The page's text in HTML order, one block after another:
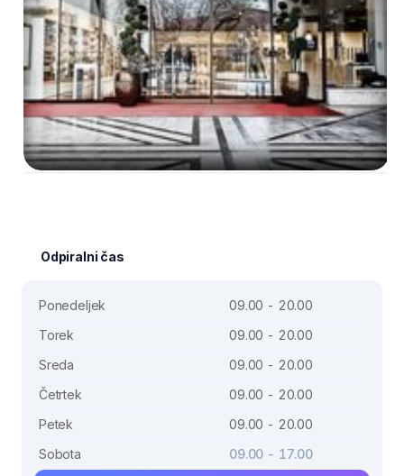
Odpiralni čas
Ponedeljek
09.00 - 20.00
Torek
09.00 - 20.00
Sreda
09.00 - 20.00
Četrtek
09.00 - 20.00
Petek
09.00 - 20.00
Sobota
09.00 - 17.00